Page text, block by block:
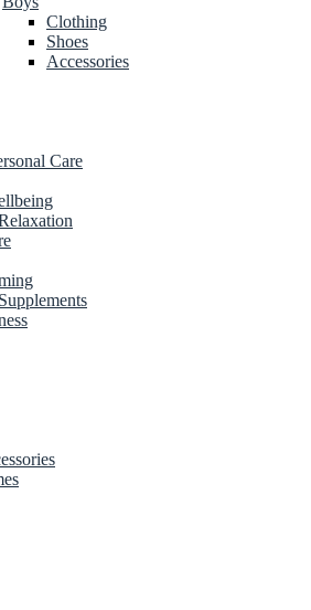
Clothing
Shoes
Accessories
Care